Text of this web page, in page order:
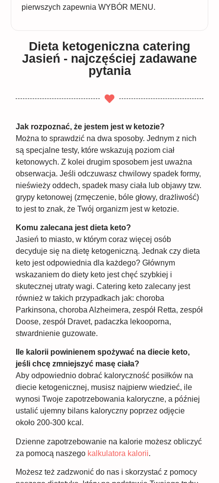
pierwszych zapewnia WYBÓR MENU.
Dieta ketogeniczna catering
Jasień - najczęściej zadawane
pytania
Jak rozpoznać, że jestem jest w ketozie?
Można to sprawdzić na dwa sposoby. Jednym z nich
są specjalne testy, które wskazują poziom ciał
ketonowych. Z kolei drugim sposobem jest uważna
obserwacja. Jeśli odczuwasz chwilowy spadek formy,
nieświeży oddech, spadek masy ciała lub objawy tzw.
grypy ketonowej (zmęczenie, bóle głowy, drażliwość)
to jest to znak, że Twój organizm jest w ketozie.
Komu zalecana jest dieta keto?
Jasień to miasto, w którym coraz więcej osób
decyduje się na dietę ketogeniczną. Jednak czy dieta
keto jest odpowiednia dla każdego? Głównym
wskazaniem do diety keto jest chęć szybkiej i
skutecznej utraty wagi. Catering keto zalecany jest
również w takich przypadkach jak: choroba
Parkinsona, choroba Alzheimera, zespół Retta, zespół
Doose, zespół Dravet, padaczka lekooporna,
stwardnienie guzowate.
Ile kalorii powinienem spożywać na diecie keto,
jeśli chcę zmniejszyć masę ciała?
Aby odpowiednio dobrać kaloryczność posiłków na
diecie ketogenicznej, musisz najpierw wiedzieć, ile
wynosi Twoje zapotrzebowania kaloryczne, a później
ustalić ujemny bilans kaloryczny poprzez odjęcie
około 200-300 kcal.
Dzienne zapotrzebowanie na kalorie możesz obliczyć
za pomocą naszego kalkulatora kalorii.
Możesz też zadzwonić do nas i skorzystać z pomocy